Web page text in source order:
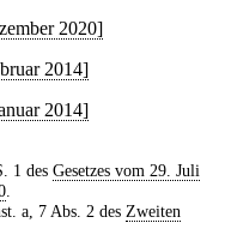
2020]
2014]
2014]
1 des Gesetzes vom 29. Juli
a, 7 Abs. 2 des Zweiten